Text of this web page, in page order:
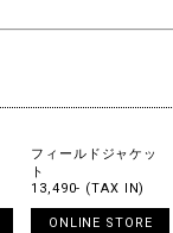
フィールドジャケッ
ト
13,490- (TAX IN)
ONLINE STORE